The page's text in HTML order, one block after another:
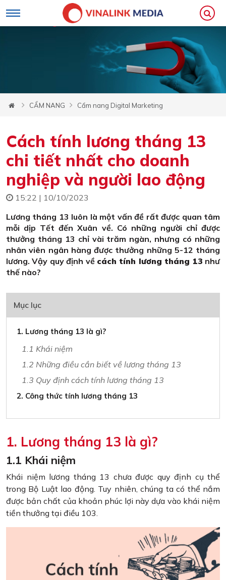
CẨM NANG Cẩm nang Digital Marketing
Cách tính lương tháng 13
chi tiết nhất cho doanh
nghiệp và người lao động
15:22 | 10/10/2023
Lương tháng 13 luôn là một vấn đề rất được quan tâm
mỗi dịp Tết đến Xuân về. Có những người chỉ được
thưởng tháng 13 chỉ vài trăm ngàn, nhưng có những
nhân viên ngân hàng được thưởng những 5-12 tháng
lương. Vậy quy định về cách tính lương tháng 13 như
thế nào?
Mục lục
1. Lương tháng 13 là gì?
1.1 Khái niệm
1.2 Những điều cần biết về lương tháng 13
1.3 Quy định cách tính lương tháng 13
2. Công thức tính lương tháng 13
1. Lương tháng 13 là gì?
1.1 Khái niệm
Khái niệm lương tháng 13 chưa được quy định cụ thể
trong Bộ Luật lao động. Tuy nhiên, chúng ta có thể nắm
được bản chất của khoản phúc lợi này dựa vào khái niệm
tiền thưởng tại điều 103.